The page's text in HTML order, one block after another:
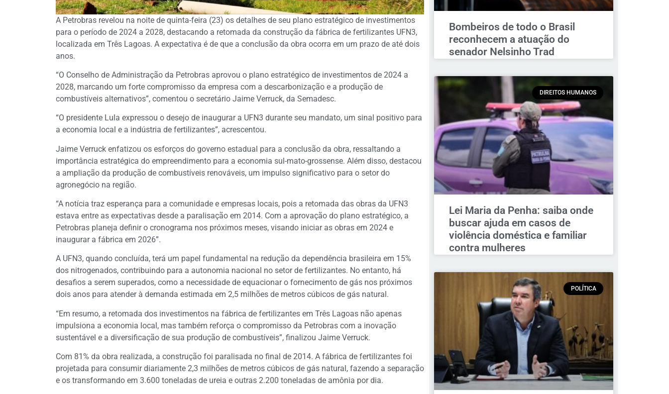
A Petrobras revelou na noite de quinta-feira (23) os detalhes de seu plano estratégico de investimentos
para o período de 2024 a 2028, destacando a retomada da construção da fábrica de fertilizantes UFN3,
localizada em Três Lagoas. A expectativa é de que a conclusão da obra ocorra em um prazo de até dois
anos.
“O Conselho de Administração da Petrobras aprovou o plano estratégico de investimentos de 2024 a
2028, marcando um forte compromisso da empresa com a descarbonização e a produção de
combustíveis alternativos”, comentou o secretário Jaime Verruck, da Semadesc.
“O presidente Lula expressou o desejo de inaugurar a UFN3 durante seu mandato, um sinal positivo para
a economia local e a indústria de fertilizantes”, acrescentou.
Jaime Verruck enfatizou os esforços do governo estadual para a conclusão da obra, ressaltando a
importância estratégica do empreendimento para a economia sul-mato-grossense. Além disso, destacou
a ampliação da produção de combustíveis renováveis, um impulso significativo para o setor do
agronegócio na região.
“A notícia traz esperança para a comunidade e empresas locais, pois a retomada das obras da UFN3
estava entre as expectativas desde a paralisação em 2014. Com a aprovação do plano estratégico, a
Petrobras planeja definir o cronograma nos próximos meses, visando iniciar as obras em 2024 e
inaugurar a fábrica em 2026”.
A UFN3, quando concluída, terá um papel fundamental na redução da dependência brasileira em 15%
dos nitrogenados, contribuindo para a autonomia nacional no setor de fertilizantes. No entanto, há
desafios a serem superados, como a necessidade de equacionar o fornecimento de gás nos próximos
dois anos para atender à demanda estimada em 2,5 milhões de metros cúbicos de gás natural.
“Em resumo, a retomada dos investimentos na fábrica de fertilizantes em Três Lagoas não apenas
impulsiona a economia local, mas também reforça o compromisso da Petrobras com a inovação
sustentável e a diversificação de sua produção de combustíveis”, finalizou Jaime Verruck.
Com 81% da obra realizada, a construção foi paralisada no final de 2014. A fábrica de fertilizantes foi
projetada para consumir diariamente 2,3 milhões de metros cúbicos de gás natural, fazendo a separação
e os transformando em 3.600 toneladas de ureia e outras 2.200 toneladas de amônia por dia.
Bombeiros de todo o Brasil
reconhecem a atuação do
senador Nelsinho Trad
DIREITOS HUMANOS
Lei Maria da Penha: saiba onde
buscar ajuda em casos de
violência doméstica e familiar
contra mulheres
POLÍTICA